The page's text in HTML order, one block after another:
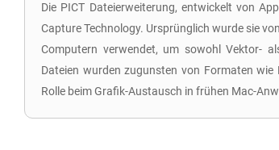
Die PICT Dateierweiterung, entwickelt von
Capture Technology. Ursprünglich wurde sie
Computern verwendet, um sowohl Vektor-
Dateien wurden zugunsten von Formaten wie
Rolle beim Grafik-Austausch in frühen Mac-